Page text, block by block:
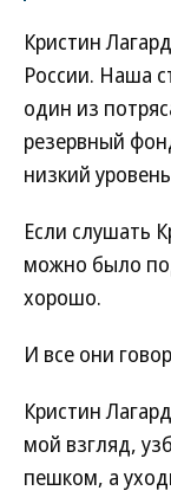
Кристин
России. Наша
один из
резервный
низкий
Если слушать
можно было
хорошо.
И все они
Кристин
мой взгляд,
пешком, а